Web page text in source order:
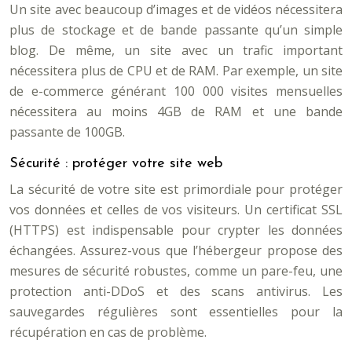
Un site avec beaucoup d’images et de vidéos nécessitera
plus de stockage et de bande passante qu’un simple
blog. De même, un site avec un trafic important
nécessitera plus de CPU et de RAM. Par exemple, un site
de e-commerce générant 100 000 visites mensuelles
nécessitera au moins 4GB de RAM et une bande
passante de 100GB.
Sécurité : protéger votre site web
La sécurité de votre site est primordiale pour protéger
vos données et celles de vos visiteurs. Un certificat SSL
(HTTPS) est indispensable pour crypter les données
échangées. Assurez-vous que l’hébergeur propose des
mesures de sécurité robustes, comme un pare-feu, une
protection anti-DDoS et des scans antivirus. Les
sauvegardes régulières sont essentielles pour la
récupération en cas de problème.